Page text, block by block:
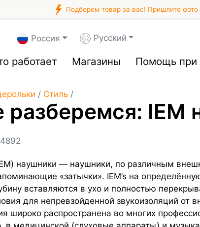
Подберем товар за вас! Пришлите
Россия Русский
работает Магазины Помощь при
/ Стиль /
разберемся: IEM
наушники — наушники, по различным
«затычки». IEM’s на
вставляются в ухо и полностью
для непревзойденной звукоизоляций от
широко распространена во многих